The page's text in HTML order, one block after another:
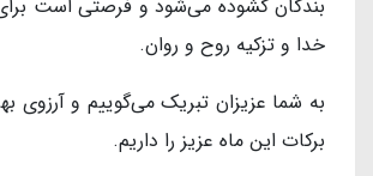
بندگان گشوده می‌شود و فرصتی است
خدا و تزکیه روح و روان.
به شما عزیزان تبریک می‌گوییم و آرزوی
برکات این ماه عزیز را داریم.